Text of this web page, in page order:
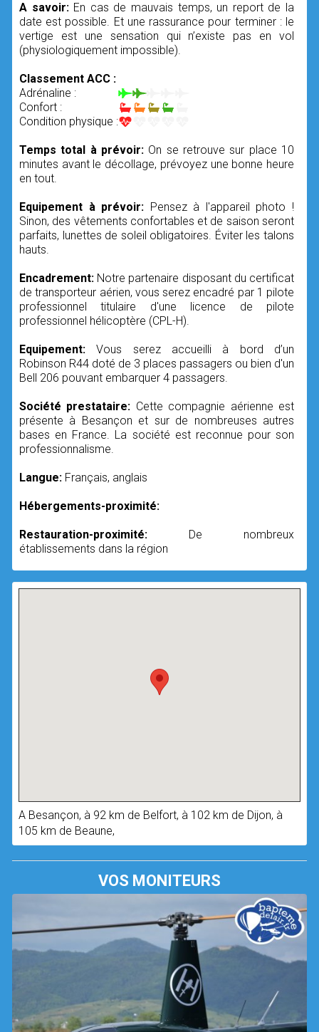
A savoir: En cas de mauvais temps, un report de la
date est possible. Et une rassurance pour terminer : le
vertige est une sensation qui n’existe pas en vol
(physiologiquement impossible).
Classement ACC :
Adrénaline :
Confort :
Condition physique :
Temps total à prévoir: On se retrouve sur place 10
minutes avant le décollage, prévoyez une bonne heure
en tout.
Equipement à prévoir: Pensez à l'appareil photo !
Sinon, des vêtements confortables et de saison seront
parfaits, lunettes de soleil obligatoires. Éviter les talons
hauts.
Encadrement: Notre partenaire disposant du certificat
de transporteur aérien, vous serez encadré par 1 pilote
professionnel titulaire d'une licence de pilote
professionnel hélicoptère (CPL-H).
Equipement:Vous serez accueilli à bord d’un
Robinson R44 doté de 3 places passagers ou bien d'un
Bell 206 pouvant embarquer 4 passagers.
Société prestataire: Cette compagnie aérienne est
présente à Besançon et sur de nombreuses autres
bases en France. La société est reconnue pour son
professionnalisme.
Langue: Français, anglais
Hébergements-proximité:
Restauration-proximité: De nombreux
établissements dans la région
A Besançon, à 92 km de Belfort, à 102 km de Dijon, à
105 km de Beaune,
VOS MONITEURS